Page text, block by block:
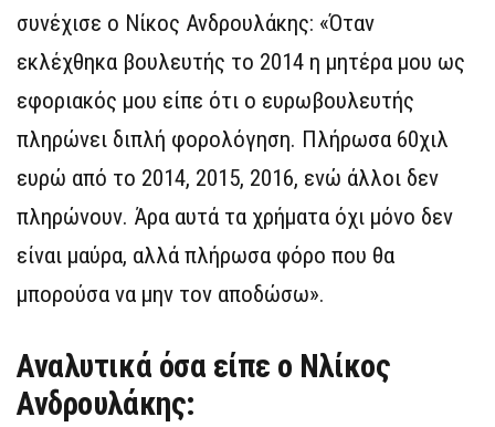
συνέχισε ο Νίκος Ανδρουλάκης: «Όταν
εκλέχθηκα βουλευτής το 2014 η μητέρα μου ως
εφοριακός μου είπε ότι ο ευρωβουλευτής
πληρώνει διπλή φορολόγηση. Πλήρωσα 60χιλ
ευρώ από το 2014, 2015, 2016, ενώ άλλοι δεν
πληρώνουν. Άρα αυτά τα χρήματα όχι μόνο δεν
είναι μαύρα, αλλά πλήρωσα φόρο που θα
μπορούσα να μην τον αποδώσω».
Αναλυτικά όσα είπε ο Νλίκος
Ανδρουλάκης: